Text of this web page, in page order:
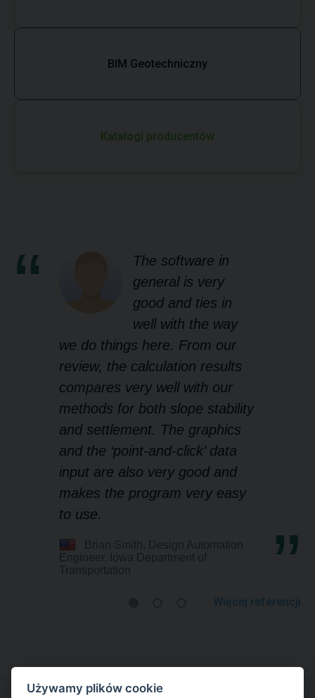
BIM Geotechniczny
Katalogi producentów
The software in
general is very
good and ties in
well with the way
we do things here. From our
review, the calculation results
compares very well with our
methods for both slope stability
and settlement. The graphics
and the ‘point-and-click’ data
input are also very good and
makes the program very easy
to use.
Więcej referencji
Używamy plików cookie